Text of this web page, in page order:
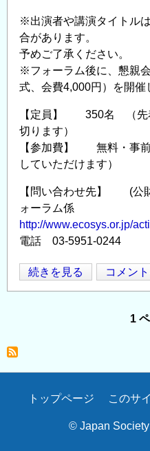
※出演者や講演タイトル
合があります。
予めご了承ください。
※フォーラム後に、懇親
式、会費4,000円）を開
【定員】 350名 （先
切ります）
【参加費】 無料・事
していただけます）
【問い合わせ先】 (公
ォーラム係
http://www.ecosys.or.jp/
電話 03-5951-0244
国
際
ム
か
続きを見る コメン
ジ
1
Secondary
トップページ このサ
© Japan